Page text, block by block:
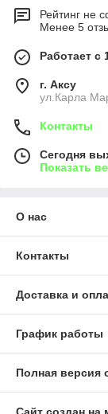
Рейтинг не
Менее 5
Работает с
г. Аксу
ул.Карла
Контакты
Сегодня
Показать
О нас
Контакты
Доставка и
График работы
Полная версия